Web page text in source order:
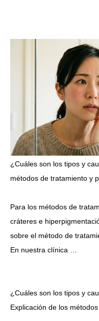
¿Cuáles son los tipos y
métodos de tratamiento y
Para los métodos de
cráteres e
sobre el método de
En nuestra clínica …
¿Cuáles son los tipos y
Explicación de los